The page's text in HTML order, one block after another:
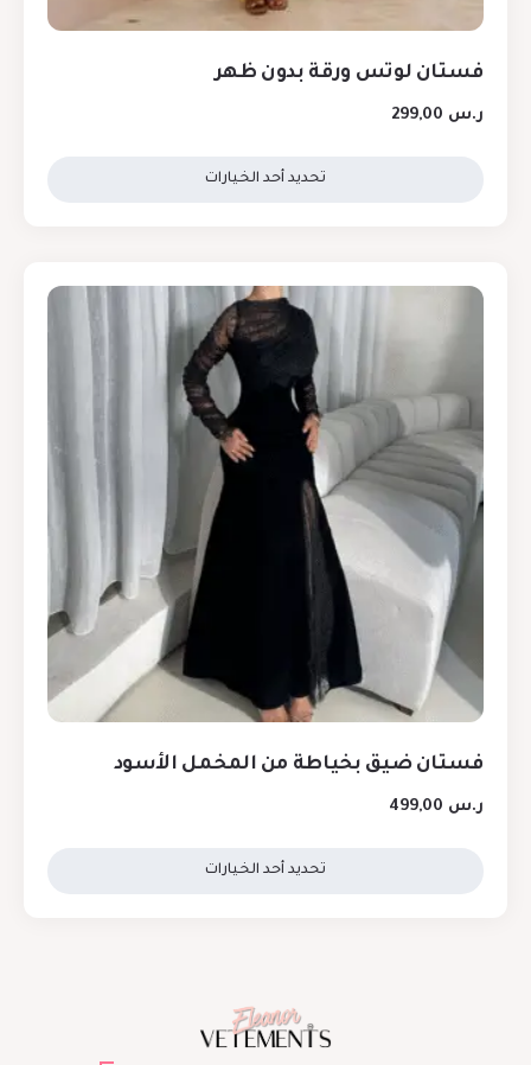
فستان لوتس ورقة بدون ظهر
ر.س
تحديد أحد الخيارات
فستان ضيق بخياطة من المخمل الأسود
ر.س
تحديد أحد الخيارات